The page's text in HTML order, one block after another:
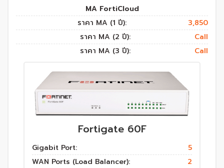
MA FortiCloud
ราคา MA (1 ปี):
3,850
ราคา MA (2 ปี):
Call
ราคา MA (3 ปี):
Call
Fortigate 60F
Gigabit Port:
5
WAN Ports (Load Balancer):
2